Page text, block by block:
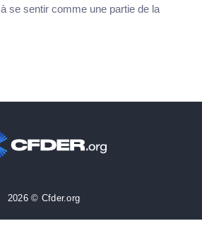
se sentir comme une partie de la
2026 © Cfder.org